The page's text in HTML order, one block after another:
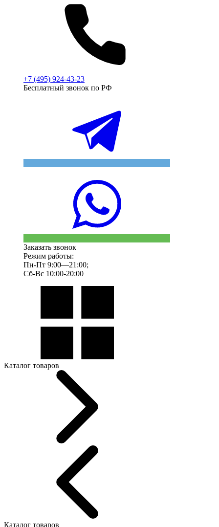
+7 (495) 924-43-23
Бесплатный звонок по РФ
Заказать звонок
Режим работы:
Пн-Пт 9:00—21:00;
Сб-Вс 10:00-20:00
Каталог товаров
Каталог товаров